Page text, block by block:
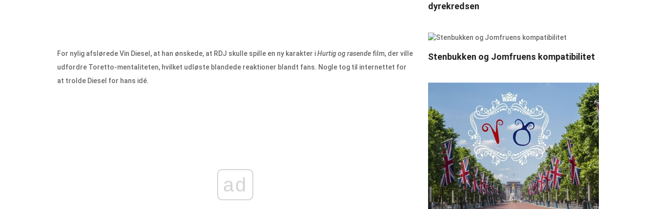
For nylig afslørede Vin Diesel, at han ønskede, at RDJ skulle spille en ny karakter iHurtig og rasende film, der ville
udfordre Toretto-mentaliteten, hvilket udløste blandede reaktioner blandt fans. Nogle tog til internettet for
at trolde Diesel for hans idé.
ad
dyrekredsen
Stenbukken og Jomfruens kompatibilitet